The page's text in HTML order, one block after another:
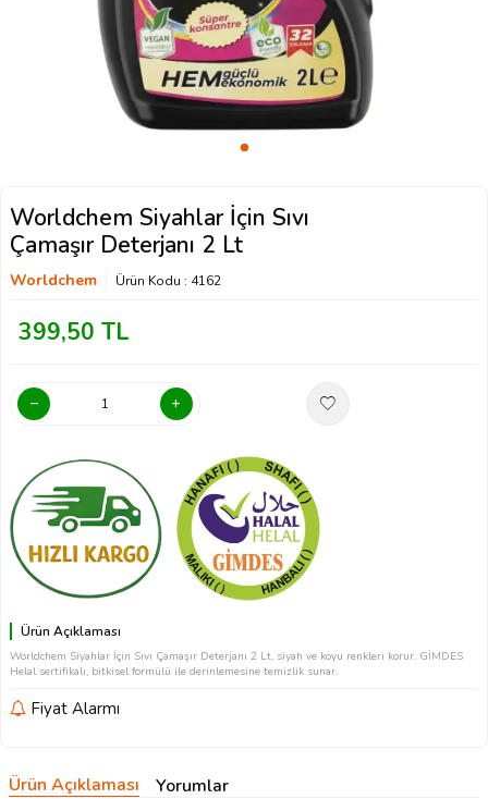
Worldchem Siyahlar İçin Sıvı
Çamaşır Deterjanı 2 Lt
Worldchem Ürün Kodu : 4162
399,50 TL
Ürün Açıklaması
Worldchem Siyahlar İçin Sıvı Çamaşır Deterjanı 2 Lt, siyah ve koyu renkleri korur. GİMDES
Helal sertifikalı, bitkisel formülü ile derinlemesine temizlik sunar.
Fiyat Alarmı
Ürün Açıklaması Yorumlar